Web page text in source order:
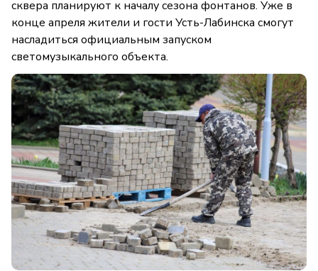
сквера планируют к началу сезона фонтанов. Уже в
конце апреля жители и гости Усть-Лабинска смогут
насладиться официальным запуском
светомузыкального объекта.